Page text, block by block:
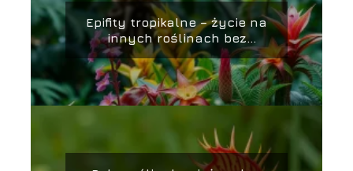
Epifity tropikalne – życie na
innych roślinach bez
wyrządzania im szkody